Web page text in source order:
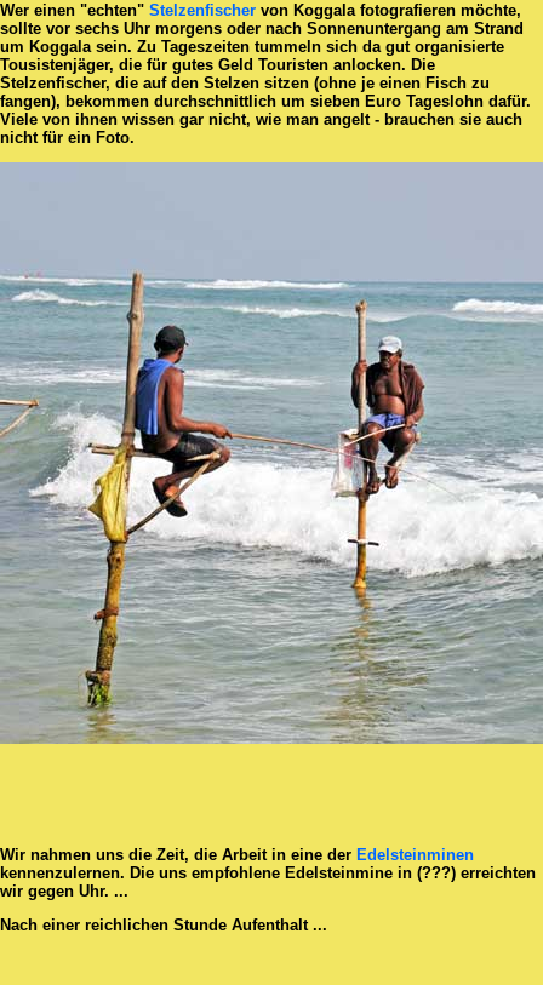
Wer einen "echten" Stelzenfischer von Koggala fotografieren möchte,
sollte vor sechs Uhr morgens oder nach Sonnenuntergang am Strand
um Koggala sein. Zu Tageszeiten tummeln sich da gut organisierte
Tousistenjäger, die für gutes Geld Touristen anlocken. Die
Stelzenfischer, die auf den Stelzen sitzen (ohne je einen Fisch zu
fangen), bekommen durchschnittlich um sieben Euro Tageslohn dafür.
Viele von ihnen wissen gar nicht, wie man angelt - brauchen sie auch
nicht für ein Foto.
Wir nahmen uns die Zeit, die Arbeit in eine der Edelsteinminen
kennenzulernen. Die uns empfohlene Edelsteinmine in (???) erreichten
wir gegen Uhr. ...
Nach einer reichlichen Stunde Aufenthalt ...